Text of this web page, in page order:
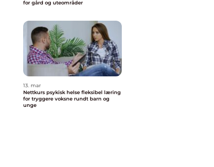
for gård og uteområder
13. mar
Nettkurs psykisk helse fleksibel læring
for tryggere voksne rundt barn og
unge